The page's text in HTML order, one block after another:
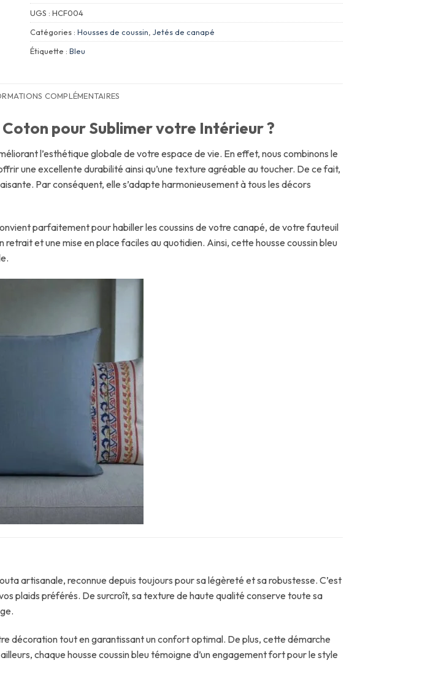
UGS : HCF004
Catégories : Housses de coussin Jetés de canapé
Étiquette : Bleu
COMPLÉMENTAIRES
pour Sublimer votre Intérieur ?
l’esthétique globale de votre espace de vie. En effet, nous combinons le
une excellente durabilité ainsi qu’une texture agréable au toucher. De ce fait,
Par conséquent, elle s’adapte harmonieusement à tous les décors
parfaitement pour habiller les coussins de votre canapé, de votre fauteuil
et une mise en place faciles au quotidien. Ainsi, cette housse coussin bleu
artisanale, reconnue depuis toujours pour sa légèreté et sa robustesse. C’est
plaids préférés. De surcroît, sa texture de haute qualité conserve toute sa
décoration tout en garantissant un confort optimal. De plus, cette démarche
chaque housse coussin bleu témoigne d’un engagement fort pour le style